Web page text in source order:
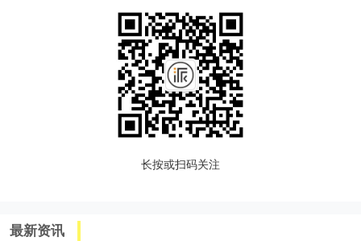
长按或扫码关注
最新资讯